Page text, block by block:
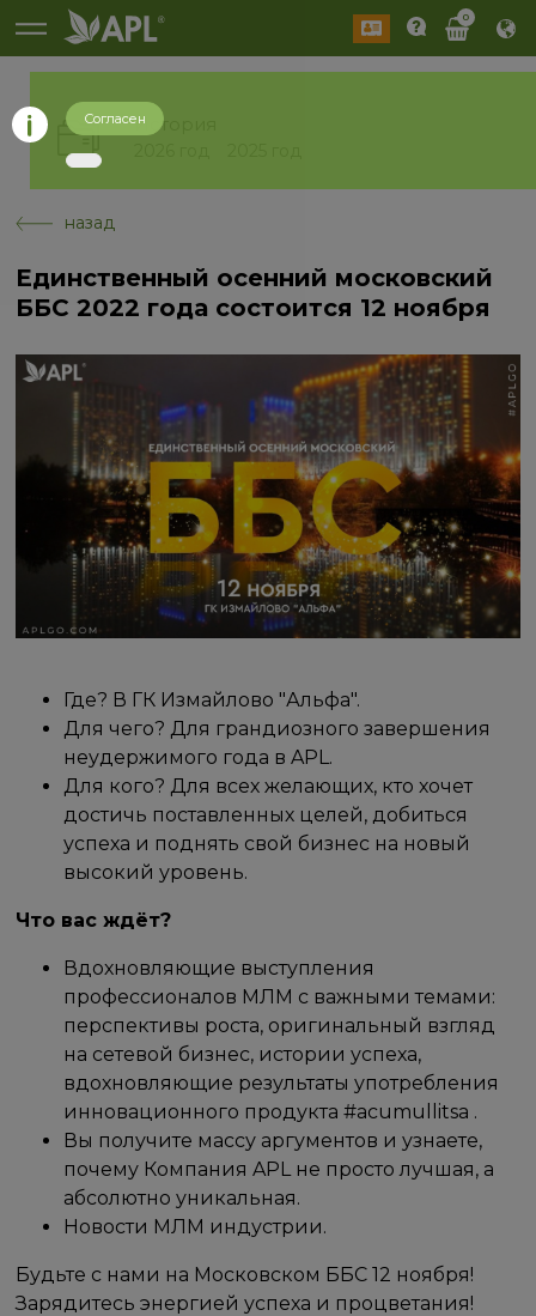
0
История
назад
Единственный осенний московский
ББС 2022 года состоится 12 ноября
Где? В ГК Измайлово "Альфа".
Для чего? Для грандиозного завершения
неудержимого года в APL.
Для кого? Для всех желающих, кто хочет
достичь поставленных целей, добиться
успеха и поднять свой бизнес на новый
высокий уровень.
Что вас ждёт?
Вдохновляющие выступления
профессионалов МЛМ с важными темами:
перспективы роста, оригинальный взгляд
на сетевой бизнес, истории успеха,
вдохновляющие результаты употребления
инновационного продукта #acumullitsa .
Вы получите массу аргументов и узнаете,
почему Компания APL не просто лучшая, а
абсолютно уникальная.
Новости МЛМ индустрии.
Будьте с нами на Московском ББС 12 ноября!
Зарядитесь энергией успеха и процветания!
Согласен